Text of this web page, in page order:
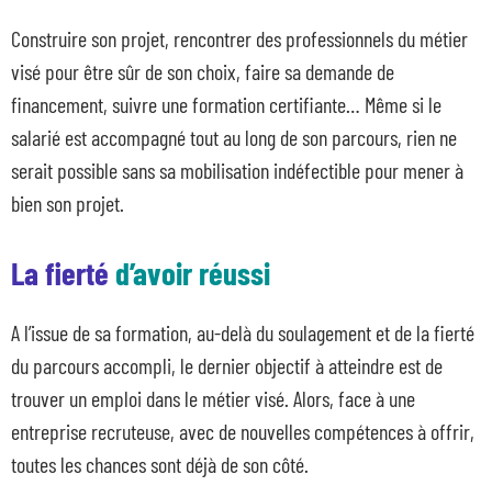
Construire son projet, rencontrer des professionnels du métier
visé pour être sûr de son choix, faire sa demande de
financement, suivre une formation certifiante… Même si le
salarié est accompagné tout au long de son parcours, rien ne
serait possible sans sa mobilisation indéfectible pour mener à
bien son projet.
La fierté d’avoir réussi
A l’issue de sa formation, au-delà du soulagement et de la fierté
du parcours accompli, le dernier objectif à atteindre est de
trouver un emploi dans le métier visé. Alors, face à une
entreprise recruteuse, avec de nouvelles compétences à offrir,
toutes les chances sont déjà de son côté.